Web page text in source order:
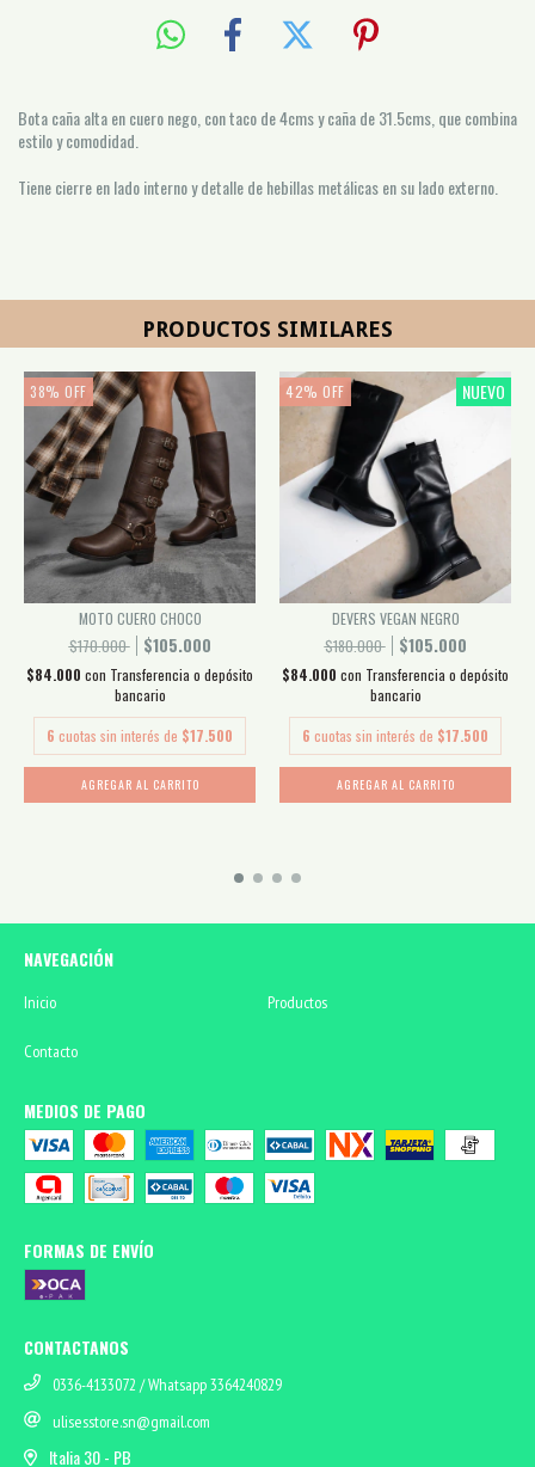
Bota caña alta en cuero nego, con taco de 4cms y caña de 31.5cms, que combina
estilo y comodidad.
Tiene cierre en lado interno y detalle de hebillas metálicas en su lado externo.
PRODUCTOS SIMILARES
38% OFF
MOTO CUERO CHOCO
$170.000
$105.000
$84.000 con Transferencia o depósito
bancario
6 cuotas sin interés de $17.500
AGREGAR AL CARRITO
42% OFF NUEVO
DEVERS VEGAN NEGRO
$180.000
$105.000
$84.000 con Transferencia o depósito
bancario
6 cuotas sin interés de $17.500
AGREGAR AL CARRITO
NAVEGACIÓN
Inicio Productos
Contacto
MEDIOS DE PAGO
FORMAS DE ENVÍO
CONTACTANOS
0336-4133072 / Whatsapp 3364240829
ulisesstore.sn@gmail.com
Italia 30 - PB